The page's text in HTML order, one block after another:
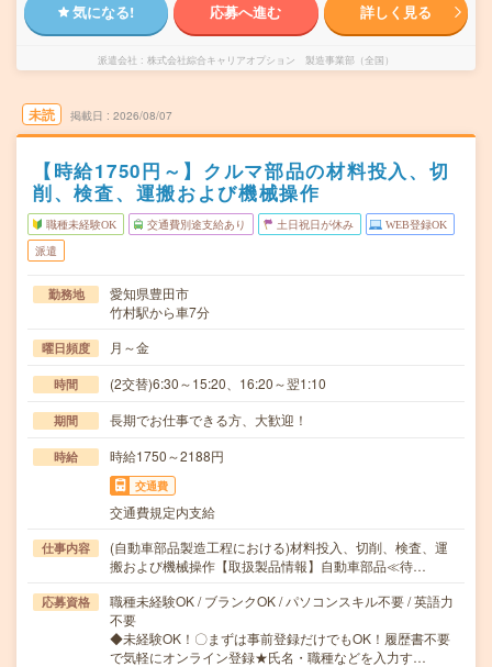
気になる! 応募へ進む 詳しく見る
派遣会社 株式会社綜合キャリアオプション 製造事業部（全国）
未読 掲載日 2026/08/07
【時給1750円～】クルマ部品の材料投入、切
削、検査、運搬および機械操作
職種未経験OK 交通費別途支給あり 土日祝日が休み WEB登録OK
派遣
勤務地
愛知県豊田市
竹村駅から車7分
曜日頻度 月～金
時間 (2交替)6:30～15:20、16:20～翌1:10
期間 長期でお仕事できる方、大歓迎！
時給 時給1750～2188円
交通費
交通費規定内支給
仕事内容
(自動車部品製造工程における)材料投入、切削、検査、運
搬および機械操作【取扱製品情報】自動車部品≪待…
応募資格
職種未経験OK / ブランクOK / パソコンスキル不要 / 英語力
不要
◆未経験OK！〇まずは事前登録だけでもOK！履歴書不要
で気軽にオンライン登録★氏名・職種などを入力す…